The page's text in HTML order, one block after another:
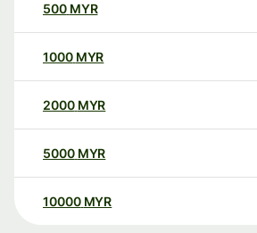
500 MYR
1000 MYR
2000 MYR
5000 MYR
10000 MYR